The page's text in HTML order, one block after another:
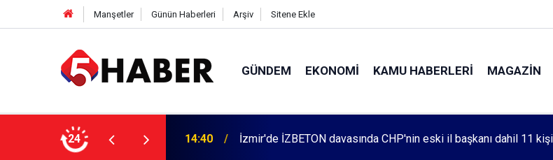
Manşetler Günün Haberleri Arşiv Sitene Ekle
GÜNDEM EKONOMI KAMU HABERLERI MAGAZIN
24
dahil 11 kişi gözaltına alındı 13:55 Cumartesi anneleri 1083. haftada Mehmet Özdemir için adalet